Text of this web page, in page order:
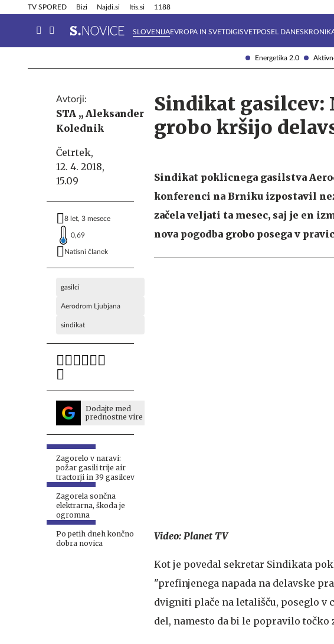
Energetika 2.0
TV SPORED Bizi Najdi.si Itis.si 1188
SLOVENIJAEVROPA IN SVETDIGISVETPOSEL DANES
Info in obvestila Tehnik
Avtorji:
STA ,, Aleksander
Kolednik
Četrtek,
12. 4. 2018,
15.09
8 let, 3 mesece
0,69
Natisni članek
gasilci
Aerodrom Ljubjana
sindikat
Dodajte med
prednostne vire
Zagorelo v naravi:
požar gasili trije air
tractorji in 39 gasilcev
Zagorela sončna
elektrarna, škoda je
ogromna
Po petih dneh končno
dobra novica
Sindikat gasilcev:
grobo kršijo
Sindikat poklicnega gasilstva
konferenci na Brniku izpostavil
začela veljati ta mesec, saj je en
nova pogodba grobo posega v
Video: Planet TV
Kot je povedal sekretar Sindikata
"prefinjenega napada na delavske
dvigniti plače na letališču, poseglo
del, namesto da bi le popravilo